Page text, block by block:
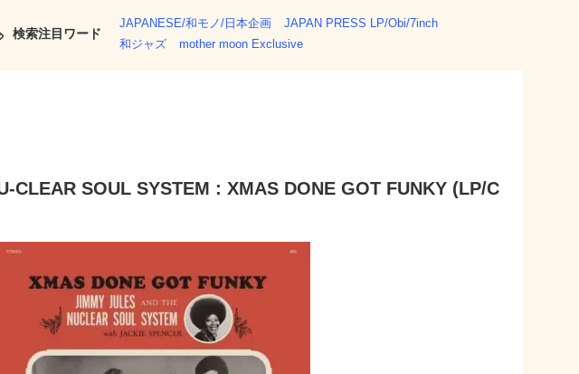
検索注目ワード
JAPANESE/和モノ/日本企画
JAPAN PRESS LP/Obi/7inch
和ジャズ
mother moon Exclusive
CLEAR SOUL SYSTEM : XMAS DONE GOT FUNKY (LP/C